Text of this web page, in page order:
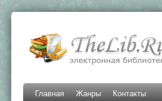
Главная Жанры Контакты